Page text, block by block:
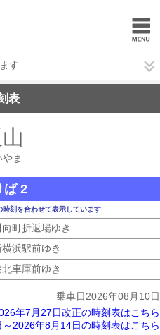
す
表
やま
ば 2
刻を合わせて表示しています
向町折返場ゆき
横浜駅前ゆき
北車庫前ゆき
乗車日2026年08月10日
年7月27日改正の時刻表はこちら
2026年8月14日の時刻表はこちら